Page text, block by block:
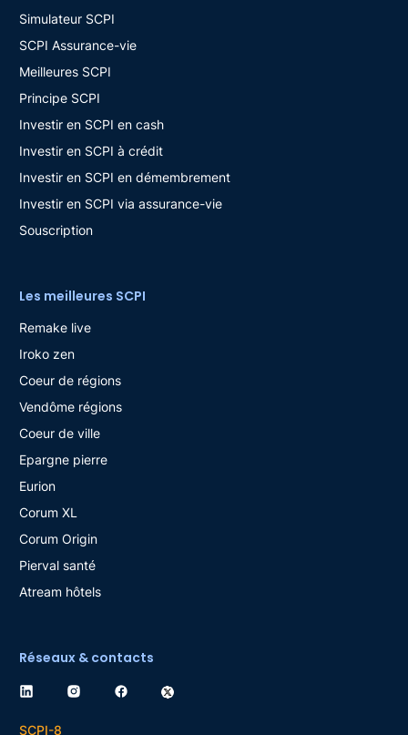
Simulateur SCPI
SCPI Assurance-vie
Meilleures SCPI
Principe SCPI
Investir en SCPI en cash
Investir en SCPI à crédit
Investir en SCPI en démembrement
Investir en SCPI via assurance-vie
Souscription
Les meilleures SCPI
Remake live
Iroko zen
Coeur de régions
Vendôme régions
Coeur de ville
Epargne pierre
Eurion
Corum XL
Corum Origin
Pierval santé
Atream hôtels
Réseaux & contacts
SCPI-8